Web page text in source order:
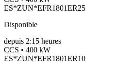
ES*ZUN*EFR1801ER25
Disponible
depuis 2:15 heures
CCS • 400 kW
ES*ZUN*EFR1801ER10